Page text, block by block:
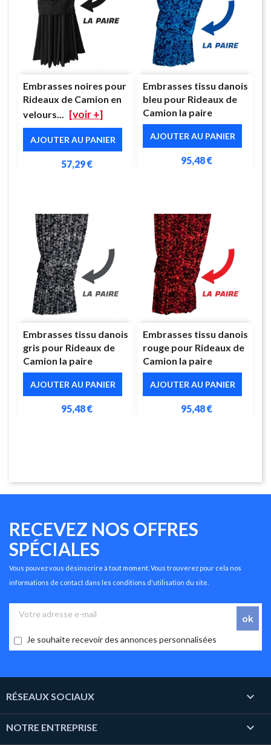
Embrasses noires pour
Rideaux de Camion en
velours...
[voir +]
AJOUTER AU PANIER
57,29 €
Embrasses tissu danois
bleu pour Rideaux de
Camion la paire
AJOUTER AU PANIER
95,48 €
Embrasses tissu danois
gris pour Rideaux de
Camion la paire
AJOUTER AU PANIER
95,48 €
Embrasses tissu danois
rouge pour Rideaux de
Camion la paire
AJOUTER AU PANIER
95,48 €
RECEVEZ NOS OFFRES
SPÉCIALES
Vous pouvez vous désinscrire à tout moment. Vous trouverez pour cela nos
informations de contact dans les conditions d'utilisation du site.
Je souhaite recevoir des annonces personnalisées
RÉSEAUX SOCIAUX 
NOTRE ENTREPRISE 